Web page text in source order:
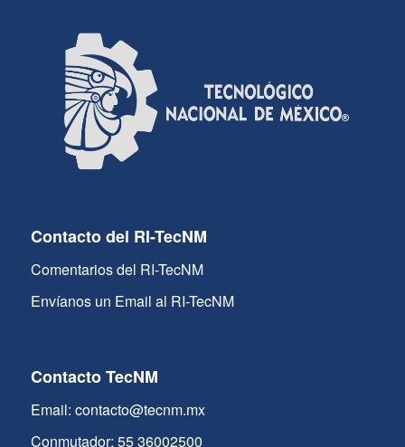
Contacto del RI-TecNM
Comentarios del RI-TecNM
Envíanos un Email al RI-TecNM
Contacto TecNM
Email: contacto@tecnm.mx
Conmutador: 55 36002500